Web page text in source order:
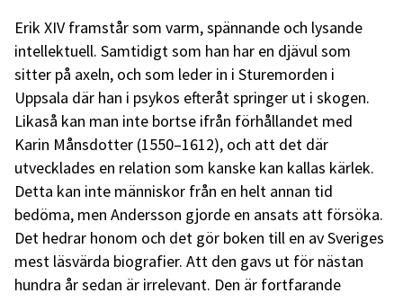
Erik XIV framstår som varm, spännande och lysande
intellektuell. Samtidigt som han har en djävul som
sitter på axeln, och som leder in i Sturemorden i
Uppsala där han i psykos efteråt springer ut i skogen.
Likaså kan man inte bortse ifrån förhållandet med
Karin Månsdotter (1550–1612), och att det där
utvecklades en relation som kanske kan kallas kärlek.
Detta kan inte människor från en helt annan tid
bedöma, men Andersson gjorde en ansats att försöka.
Det hedrar honom och det gör boken till en av Sveriges
mest läsvärda biografier. Att den gavs ut för nästan
hundra år sedan är irrelevant. Den är fortfarande